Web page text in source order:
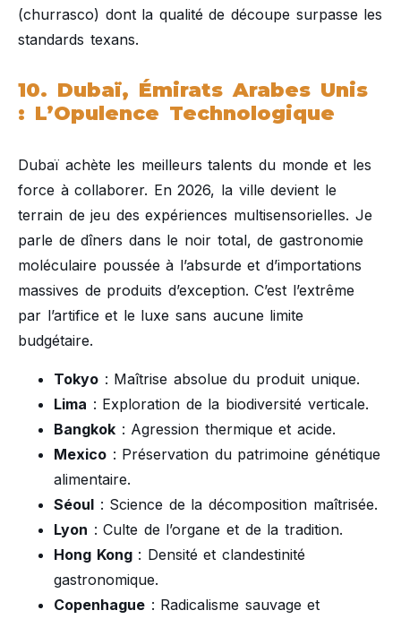
(churrasco) dont la qualité de découpe surpasse les
standards texans.
10. Dubaï, Émirats Arabes Unis
: L’Opulence Technologique
Dubaï achète les meilleurs talents du monde et les
force à collaborer. En 2026, la ville devient le
terrain de jeu des expériences multisensorielles. Je
parle de dîners dans le noir total, de gastronomie
moléculaire poussée à l’absurde et d’importations
massives de produits d’exception. C’est l’extrême
par l’artifice et le luxe sans aucune limite
budgétaire.
Tokyo : Maîtrise absolue du produit unique.
Lima : Exploration de la biodiversité verticale.
Bangkok : Agression thermique et acide.
Mexico : Préservation du patrimoine génétique
alimentaire.
Séoul : Science de la décomposition maîtrisée.
Lyon : Culte de l’organe et de la tradition.
Hong Kong: Densité et clandestinité
gastronomique.
Copenhague : Radicalisme sauvage et